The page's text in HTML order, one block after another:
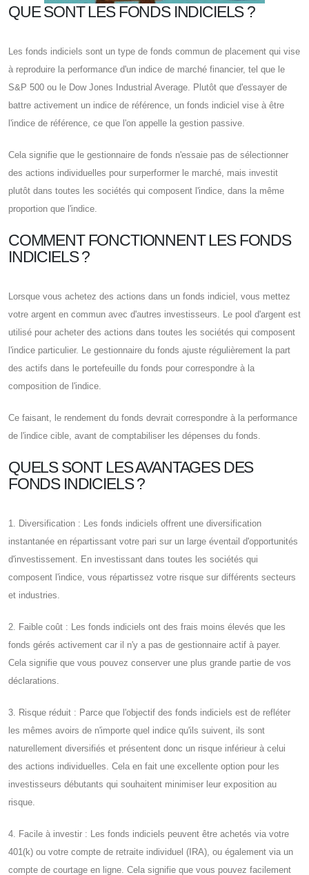
QUE SONT LES FONDS INDICIELS ?
Les fonds indiciels sont un type de fonds commun de placement qui vise
à reproduire la performance d'un indice de marché financier, tel que le
S&P 500 ou le Dow Jones Industrial Average. Plutôt que d'essayer de
battre activement un indice de référence, un fonds indiciel vise à être
l'indice de référence, ce que l'on appelle la gestion passive.
Cela signifie que le gestionnaire de fonds n'essaie pas de sélectionner
des actions individuelles pour surperformer le marché, mais investit
plutôt dans toutes les sociétés qui composent l'indice, dans la même
proportion que l'indice.
COMMENT FONCTIONNENT LES FONDS
INDICIELS ?
Lorsque vous achetez des actions dans un fonds indiciel, vous mettez
votre argent en commun avec d'autres investisseurs. Le pool d'argent est
utilisé pour acheter des actions dans toutes les sociétés qui composent
l'indice particulier. Le gestionnaire du fonds ajuste régulièrement la part
des actifs dans le portefeuille du fonds pour correspondre à la
composition de l'indice.
Ce faisant, le rendement du fonds devrait correspondre à la performance
de l'indice cible, avant de comptabiliser les dépenses du fonds.
QUELS SONT LES AVANTAGES DES
FONDS INDICIELS ?
1. Diversification : Les fonds indiciels offrent une diversification
instantanée en répartissant votre pari sur un large éventail d'opportunités
d'investissement. En investissant dans toutes les sociétés qui
composent l'indice, vous répartissez votre risque sur différents secteurs
et industries.
2. Faible coût : Les fonds indiciels ont des frais moins élevés que les
fonds gérés activement car il n'y a pas de gestionnaire actif à payer.
Cela signifie que vous pouvez conserver une plus grande partie de vos
déclarations.
3. Risque réduit : Parce que l'objectif des fonds indiciels est de refléter
les mêmes avoirs de n'importe quel indice qu'ils suivent, ils sont
naturellement diversifiés et présentent donc un risque inférieur à celui
des actions individuelles. Cela en fait une excellente option pour les
investisseurs débutants qui souhaitent minimiser leur exposition au
risque.
4. Facile à investir : Les fonds indiciels peuvent être achetés via votre
401(k) ou votre compte de retraite individuel (IRA), ou également via un
compte de courtage en ligne. Cela signifie que vous pouvez facilement